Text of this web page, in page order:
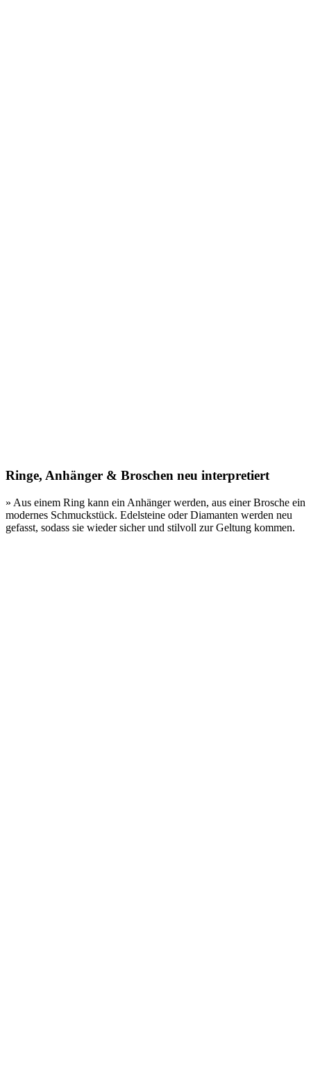
Ringe, Anhänger & Broschen neu interpretiert
» Aus einem Ring kann ein Anhänger werden, aus einer Brosche ein
modernes Schmuckstück. Edelsteine oder Diamanten werden neu
gefasst, sodass sie wieder sicher und stilvoll zur Geltung kommen.